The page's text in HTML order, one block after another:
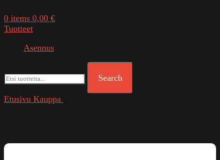
0 items 0,00 €
Tuotteet
Asennus
Search
Etusivu Kauppa